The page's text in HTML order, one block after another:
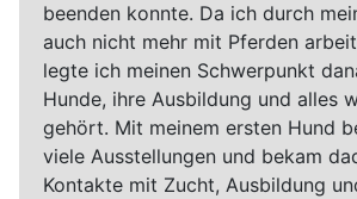
beenden konnte. Da ich durch
auch nicht mehr mit Pferden
legte ich meinen Schwerpunkt
Hunde, ihre Ausbildung und alles
gehört. Mit meinem ersten Hund
viele Ausstellungen und bekam
Kontakte mit Zucht, Ausbildung